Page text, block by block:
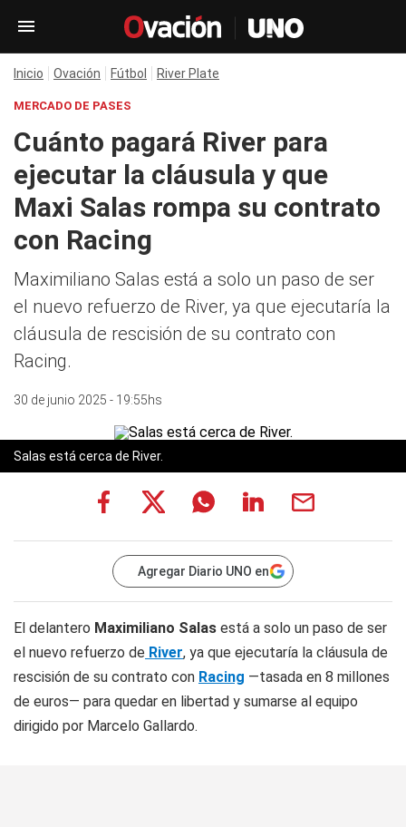
Inicio Ovación Fútbol River Plate
MERCADO DE PASES
Cuánto pagará River para
ejecutar la cláusula y que
Maxi Salas rompa su contrato
con Racing
Maximiliano Salas está a solo un paso de ser
el nuevo refuerzo de River, ya que ejecutaría la
cláusula de rescisión de su contrato con
Racing.
30 de junio 2025 - 19:55hs
Salas está cerca de River.
Agregar Diario UNO en
El delantero Maximiliano Salas está a solo un paso de ser
el nuevo refuerzo de River, ya que ejecutaría la cláusula de
rescisión de su contrato con Racing —tasada en 8 millones
de euros— para quedar en libertad y sumarse al equipo
dirigido por Marcelo Gallardo.